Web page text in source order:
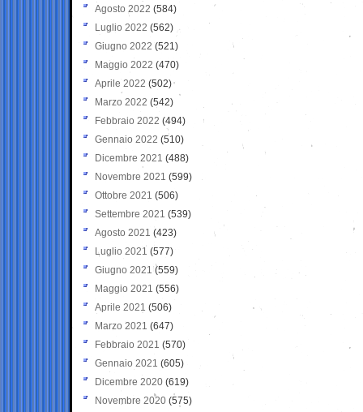
Agosto 2022 (584)
Luglio 2022 (562)
Giugno 2022 (521)
Maggio 2022 (470)
Aprile 2022 (502)
Marzo 2022 (542)
Febbraio 2022 (494)
Gennaio 2022 (510)
Dicembre 2021 (488)
Novembre 2021 (599)
Ottobre 2021 (506)
Settembre 2021 (539)
Agosto 2021 (423)
Luglio 2021 (577)
Giugno 2021(559)
Maggio 2021 (556)
Aprile 2021 (506)
Marzo 2021 (647)
Febbraio 2021 (570)
Gennaio 2021 (605)
Dicembre 2020 (619)
Novembre 2020 (575)